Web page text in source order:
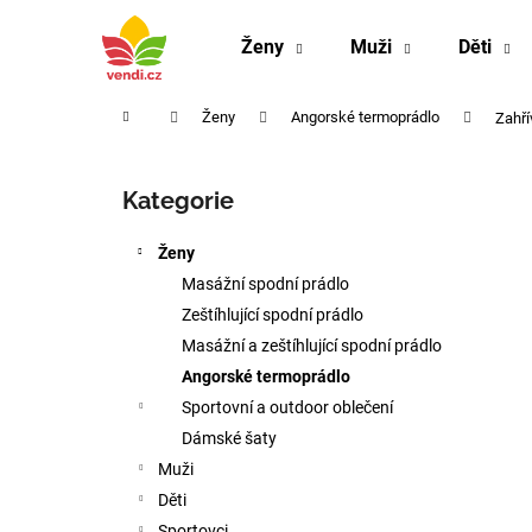
Ženy Muži Děti
Domů Ženy Angorské termoprádlo
Přeskočit
kategorie
Kategorie
Ženy
Masážní spodní prádlo
Zeštíhlující spodní prádlo
Masážní a zeštíhlující spodní prádlo
Angorské termoprádlo
Sportovní a outdoor oblečení
Dámské šaty
Muži
Děti
Zpět
Zpět